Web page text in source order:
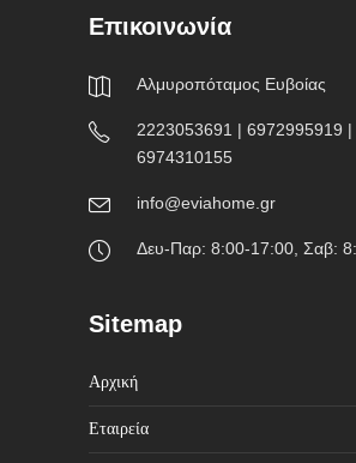
Επικοινωνία
Αλμυροπόταμος Ευβοίας
2223053691 | 6972995919 |
6974310155
info@eviahome.gr
Δευ-Παρ: 8:00-17:00, Σαβ:
Sitemap
Αρχική
Εταιρεία